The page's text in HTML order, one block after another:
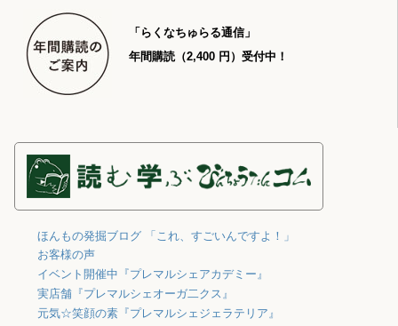
「らくなちゅらる通信」
年間購読（2,400 円）受付中！
ほんもの発掘ブログ 「これ、すごいんですよ！」
お客様の声
イベント開催中『プレマルシェアカデミー』
実店舗『プレマルシェオーガ二クス』
元気☆笑顔の素『プレマルシェジェラテリア』